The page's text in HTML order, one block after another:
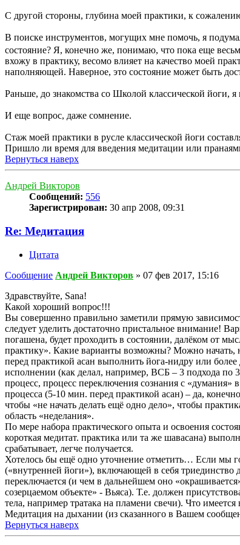
С другой стороны, глубина моей практики, к
В поиске инструментов, могущих мне помочь, я
состояние? Я, конечно же, понимаю, что пока еще
вхожу в практику, весомо влияет на качество моей
наполняющей. Наверное, это состояние может быть
Раньше, до знакомства со Школой классической йоги,
И еще вопрос, даже сомнение.
Стаж моей практики в русле классической йоги
Пришло ли время для введения медитации или
Вернуться наверх
Андрей Викторов
Сообщений: 556
Зарегистрирован: 30 апр 2008, 09:31
Re: Медитация
Цитата
Сообщение Андрей Викторов » 07 фев 2017, 15:16
Здравствуйте, Sana!
Какой хороший вопрос!!!
Вы совершенно правильно заметили прямую
следует уделить достаточно пристальное внимание!
погашена, будет проходить в состоянии, далёком от
практику». Какие варианты возможны? Можно
перед практикой асан выполнить йога-нидру или
исполнении (как делал, например, ВСБ – 3 подхода по
процесс, процесс переключения сознания с
процесса (5-10 мин. перед практикой асан) – да,
чтобы «не начать делать ещё одно дело», чтобы
область «неделания».
По мере набора практического опыта и освоения
короткая медитат. практика или та же шавасана)
срабатывает, легче получается.
Хотелось бы ещё одно уточнение отметить… Если мы
(«внутренней йоги»), включающей в себя триединство
переключается (и чем в дальнейшем оно
созерцаемом объекте» - Вьяса). Т.е. должен
тела, например тратака на пламени свечи). Что
Медитация на дыхании (из сказанного в Вашем
Вернуться наверх